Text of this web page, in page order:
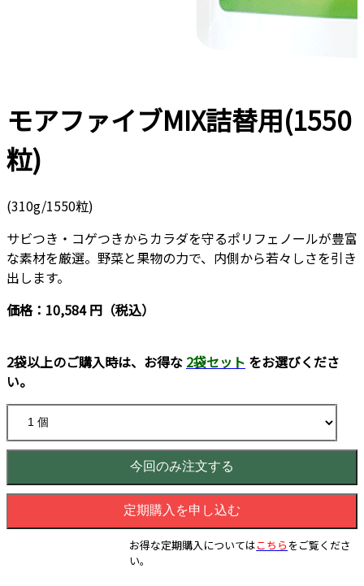
モアファイブMIX詰替用(1550
粒)
(310g/1550粒)
サビつき・コゲつきからカラダを守るポリフェノールが豊富
な素材を厳選。野菜と果物の力で、内側から若々しさを引き
出します。
価格：10,584 円（税込）
2袋以上のご購入時は、お得な 2袋セット をお選びくださ
い。
今回のみ注文する
定期購入を申し込む
お得な定期購入についてはこちらをご覧くださ
い。